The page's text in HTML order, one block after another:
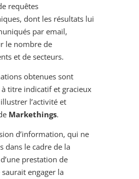
requêtes
dont les résultats lui
par email,
le nombre de
et de secteurs.
obtenues sont
titre indicatif et gracieux
l’activité et
Markethings.
d’information, qui ne
dans le cadre de la
prestation de
engager la